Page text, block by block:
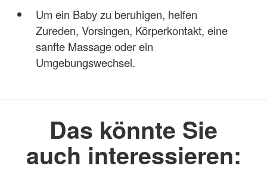
Um ein Baby zu beruhigen, helfen
Zureden, Vorsingen, Körperkontakt, eine
sanfte Massage oder ein
Umgebungswechsel.
Das könnte Sie
auch interessieren: